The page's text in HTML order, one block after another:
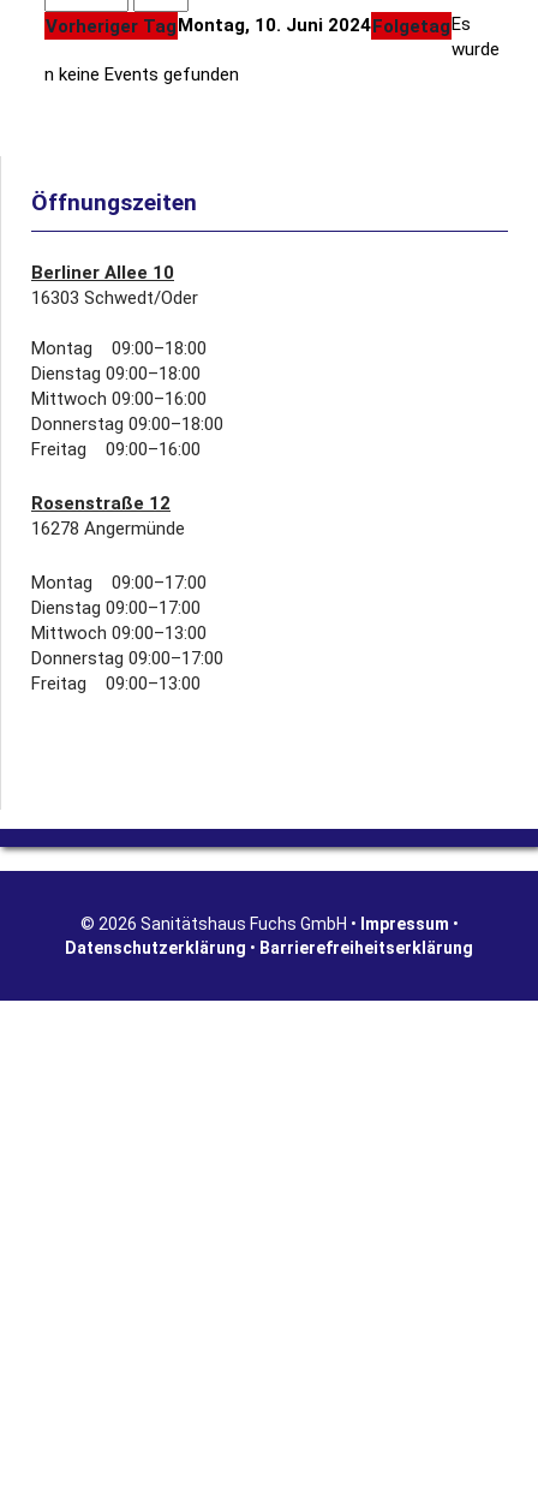
Vorheriger TagMontag, 10. Juni 2024FolgetagEs
wurde
n keine Events gefunden
Öffnungszeiten
Berliner Allee 10
16303 Schwedt/Oder
Montag 09:00–18:00
Dienstag 09:00–18:00
Mittwoch 09:00–16:00
Donnerstag 09:00–18:00
Freitag 09:00–16:00
Rosenstraße 12
16278 Angermünde
Montag 09:00–17:00
Dienstag 09:00–17:00
Mittwoch 09:00–13:00
Donnerstag 09:00–17:00
Freitag 09:00–13:00
© 2026 Sanitätshaus Fuchs GmbH • Impressum •
Datenschutzerklärung • Barrierefreiheitserklärung